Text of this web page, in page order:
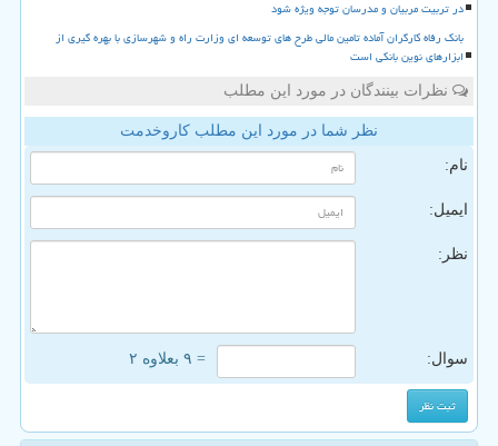
در تربیت مربیان و مدرسان توجه ویژه شود
بانک رفاه کارگران آماده تامین مالی طرح های توسعه ای وزارت راه و شهرسازی با بهره گیری از
ابزارهای نوین بانکی است
نظرات بینندگان در مورد این مطلب
نظر شما در مورد این مطلب کاروخدمت
نام:
ایمیل:
نظر:
سوال: = ۹ بعلاوه ۲